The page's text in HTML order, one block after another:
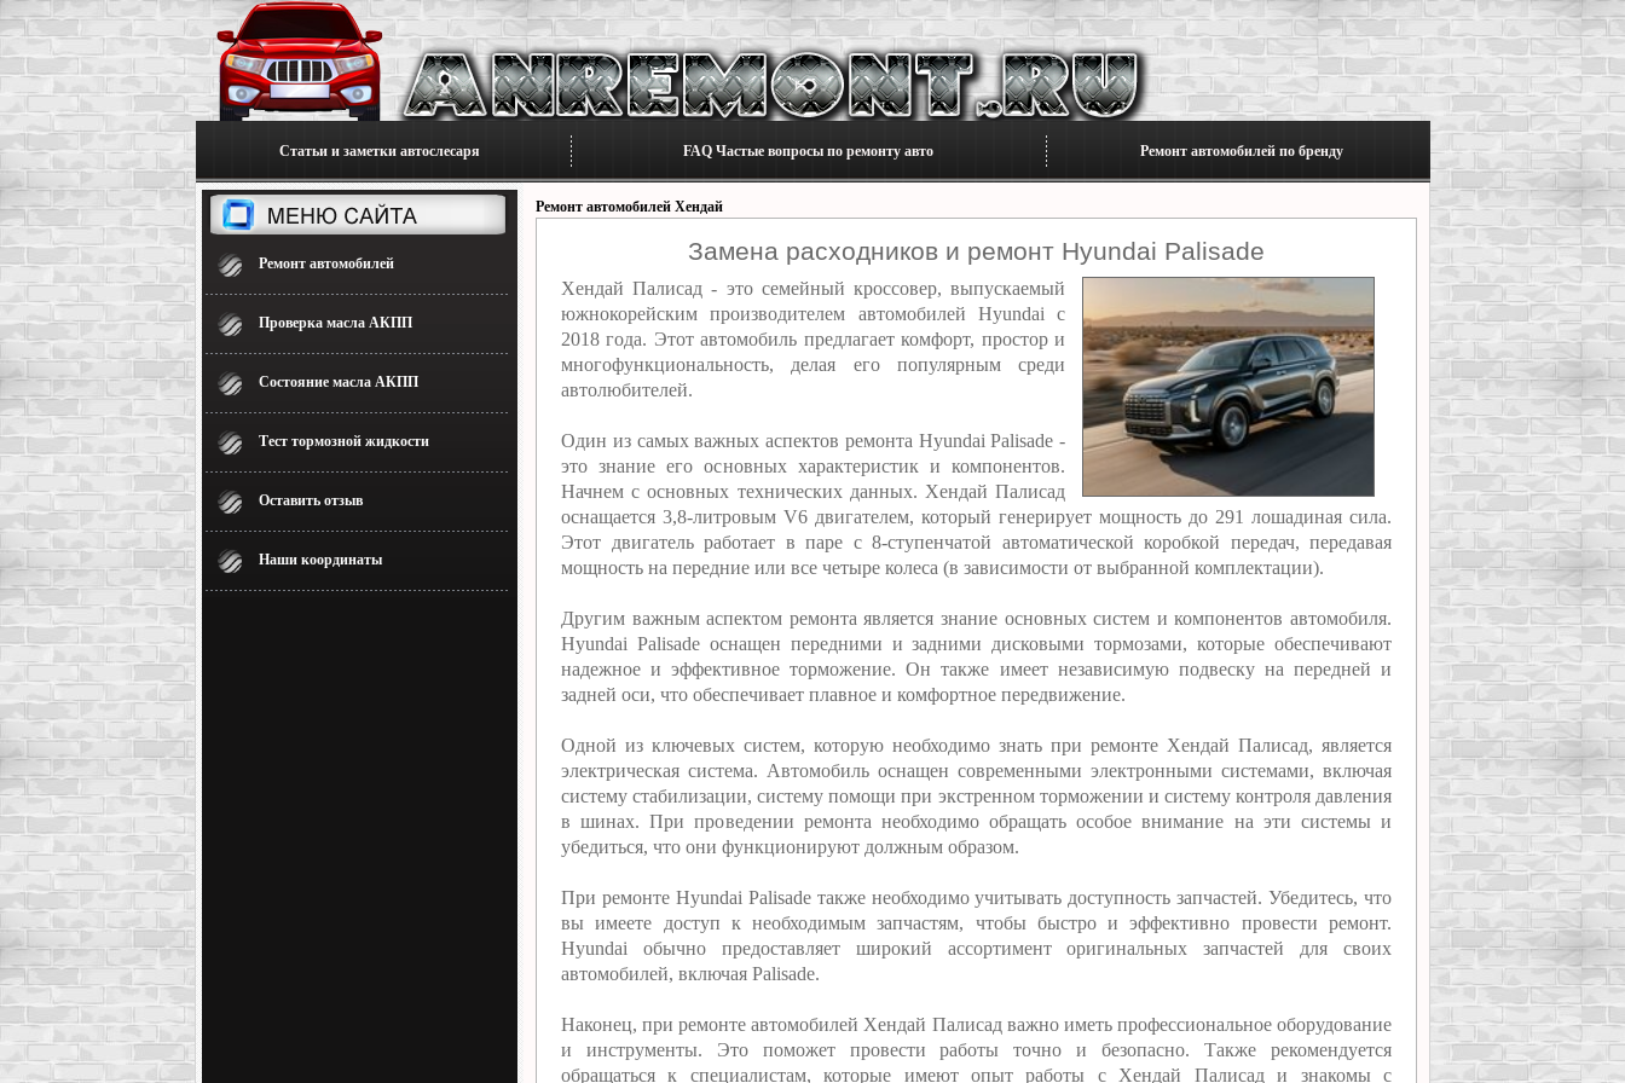
Статьи и заметки автослесаря FAQ Частые вопросы по ремонту авто Ремонт автомобилей по бренду
Ремонт автомобилей
Проверка масла АКПП
Состояние масла АКПП
Тест тормозной жидкости
Оставить отзыв
Наши координаты
Ремонт автомобилей Хендай
Замена расходников и ремонт Hyundai Palisade
Хендай Палисад - это семейный кроссовер, выпускаемый
южнокорейским производителем автомобилей Hyundai с
2018 года. Этот автомобиль предлагает комфорт, простор и
многофункциональность, делая его популярным среди
автолюбителей.
Один из самых важных аспектов ремонта Hyundai Palisade -
это знание его основных характеристик и компонентов.
Начнем с основных технических данных. Хендай Палисад
оснащается 3,8-литровым V6 двигателем, который генерирует мощность до 291 лошадиная сила.
Этот двигатель работает в паре с 8-ступенчатой автоматической коробкой передач, передавая
мощность на передние или все четыре колеса (в зависимости от выбранной комплектации).
Другим важным аспектом ремонта является знание основных систем и компонентов автомобиля.
Hyundai Palisade оснащен передними и задними дисковыми тормозами, которые обеспечивают
надежное и эффективное торможение. Он также имеет независимую подвеску на передней и
задней оси, что обеспечивает плавное и комфортное передвижение.
Одной из ключевых систем, которую необходимо знать при ремонте Хендай Палисад, является
электрическая система. Автомобиль оснащен современными электронными системами, включая
систему стабилизации, систему помощи при экстренном торможении и систему контроля давления
в шинах. При проведении ремонта необходимо обращать особое внимание на эти системы и
убедиться, что они функционируют должным образом.
При ремонте Hyundai Palisade также необходимо учитывать доступность запчастей. Убедитесь, что
вы имеете доступ к необходимым запчастям, чтобы быстро и эффективно провести ремонт.
Hyundai обычно предоставляет широкий ассортимент оригинальных запчастей для своих
автомобилей, включая Palisade.
Наконец, при ремонте автомобилей Хендай Палисад важно иметь профессиональное оборудование
и инструменты. Это поможет провести работы точно и безопасно. Также рекомендуется
обращаться к специалистам, которые имеют опыт работы с Хендай Палисад и знакомы с